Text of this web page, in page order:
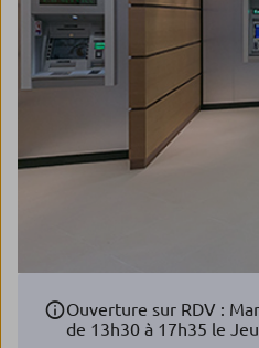
Ouverture sur RDV :
de 13h30 à 17h35 le